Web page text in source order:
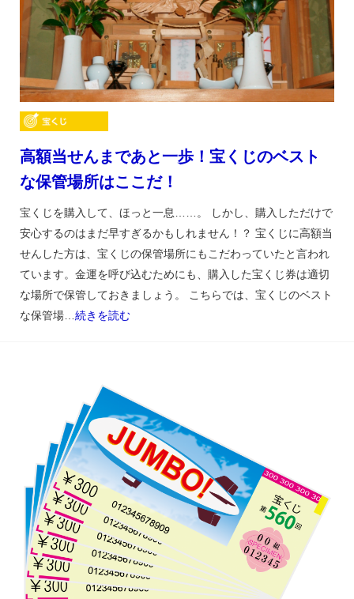
高額当せんまであと一歩！宝くじのベスト
な保管場所はここだ！
宝くじを購入して、ほっと一息……。 しかし、購入しただけで
安心するのはまだ早すぎるかもしれません！？ 宝くじに高額当
せんした方は、宝くじの保管場所にもこだわっていたと言われ
ています。金運を呼び込むためにも、購入した宝くじ券は適切
な場所で保管しておきましょう。 こちらでは、宝くじのベスト
な保管場…続きを読む